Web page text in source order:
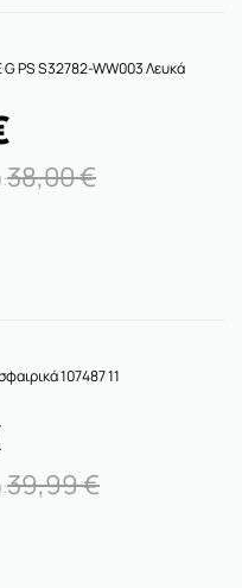
G PS S32782-WW003 Λευκά
38,00€
107487 11
39,99€